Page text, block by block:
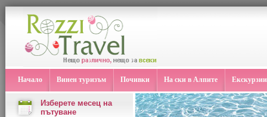
Начало Винен туризъм Почивки На ски в Алпите Екскурзии
Изберете месец на
пътуване